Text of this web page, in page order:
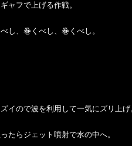
ャフで上げる作戦。
し、巻くべし、巻くべし。
イので波を利用して一気にズリ上げ
たらジェット噴射で水の中へ。